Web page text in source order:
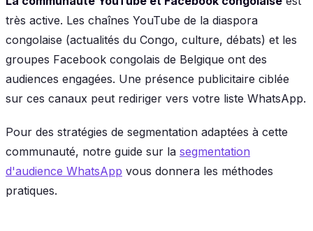
très active. Les chaînes YouTube de la diaspora
congolaise (actualités du Congo, culture, débats) et les
groupes Facebook congolais de Belgique ont des
audiences engagées. Une présence publicitaire ciblée
sur ces canaux peut rediriger vers votre liste WhatsApp.
Pour des stratégies de segmentation adaptées à cette
communauté, notre guide sur la segmentation
d'audience WhatsApp vous donnera les méthodes
pratiques.